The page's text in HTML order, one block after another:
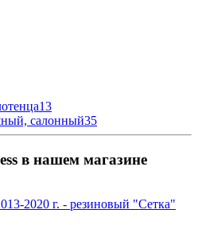
13
салонный35
в нашем магазине